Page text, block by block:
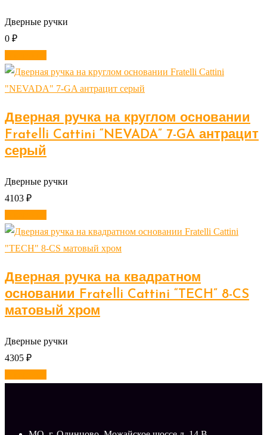
Дверные ручки
0 ₽
Дверная ручка на круглом основании
Fratelli Cattini “NEVADA” 7-GA антрацит
серый
Дверные ручки
4103 ₽
Дверная ручка на квадратном
основании Fratelli Cattini “TECH” 8-CS
матовый хром
Дверные ручки
4305 ₽